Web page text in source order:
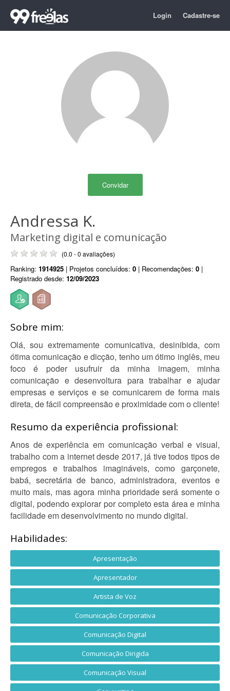
Login Cadastre-se
Convidar
Andressa K.
Marketing digital e comunicação
(0.0 - 0 avaliações)
Ranking: 1914925 | Projetos concluídos: 0 | Recomendações: 0 |
Registrado desde: 12/09/2023
Sobre mim:
Olá, sou extremamente comunicativa, desinibida, com
ótima comunicação e dicção, tenho um ótimo inglês, meu
foco é poder usufruir da minha imagem, minha
comunicação e desenvoltura para trabalhar e ajudar
empresas e serviços e se comunicarem de forma mais
direta, de fácil compreensão e proximidade com o cliente!
Resumo da experiência profissional:
Anos de experiência em comunicação verbal e visual,
trabalho com a internet desde 2017, já tive todos tipos de
empregos e trabalhos imagináveis, como garçonete,
babá, secretária de banco, administradora, eventos e
muito mais, mas agora minha prioridade será somente o
digital, podendo explorar por completo esta área e minha
facilidade em desenvolvimento no mundo digital.
Habilidades:
Apresentação
Apresentador
Artista de Voz
Comunicação Corporativa
Comunicação Digital
Comunicação Dirigida
Comunicação Visual